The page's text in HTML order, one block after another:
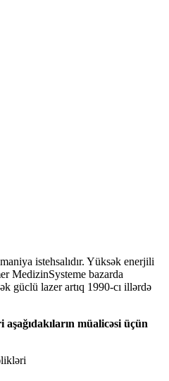
istehsalıdır. Yüksək enerjili
MedizinSysteme bazarda
güclü lazer artıq 1990-cı illərdə
müalicəsi üçün